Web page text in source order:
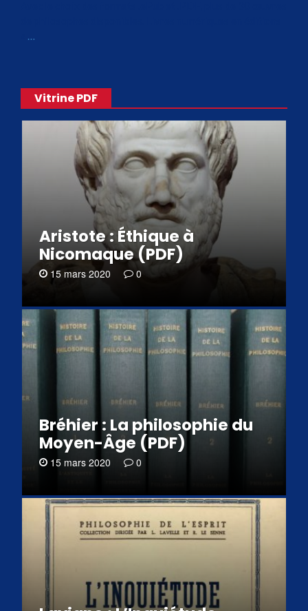
…
Vitrine PDF
Aristote : Éthique à
Nicomaque (PDF)
15 mars 2020 0
Bréhier : La philosophie du
Moyen-Âge (PDF)
15 mars 2020 0